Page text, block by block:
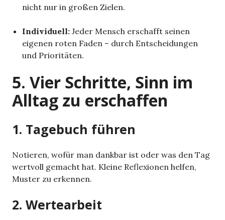
nicht nur in großen Zielen.
Individuell: Jeder Mensch erschafft seinen
eigenen roten Faden – durch Entscheidungen
und Prioritäten.
5. Vier Schritte, Sinn im
Alltag zu erschaffen
1. Tagebuch führen
Notieren, wofür man dankbar ist oder was den Tag
wertvoll gemacht hat. Kleine Reflexionen helfen,
Muster zu erkennen.
2. Wertearbeit